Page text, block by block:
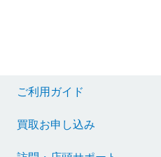
ご利用ガイド
買取お申し込み